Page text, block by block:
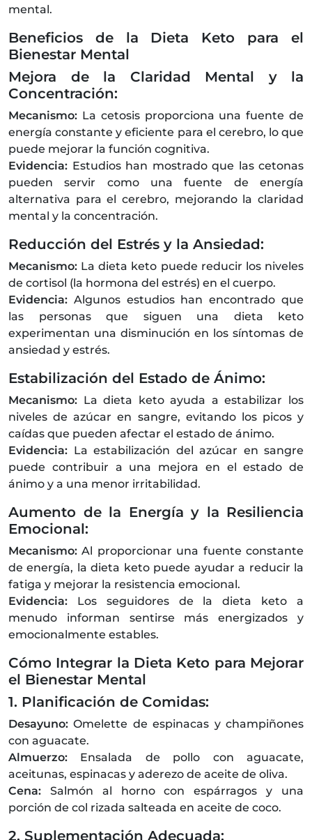
mental.
Beneficios de la Dieta Keto para el
Bienestar Mental
Mejora de la Claridad Mental y la
Concentración:
Mecanismo: La cetosis proporciona una fuente de
energía constante y eficiente para el cerebro, lo que
puede mejorar la función cognitiva.
Evidencia: Estudios han mostrado que las cetonas
pueden servir como una fuente de energía
alternativa para el cerebro, mejorando la claridad
mental y la concentración.
Reducción del Estrés y la Ansiedad:
Mecanismo: La dieta keto puede reducir los niveles
de cortisol (la hormona del estrés) en el cuerpo.
Evidencia: Algunos estudios han encontrado que
las personas que siguen una dieta keto
experimentan una disminución en los síntomas de
ansiedad y estrés.
Estabilización del Estado de Ánimo:
Mecanismo: La dieta keto ayuda a estabilizar los
niveles de azúcar en sangre, evitando los picos y
caídas que pueden afectar el estado de ánimo.
Evidencia: La estabilización del azúcar en sangre
puede contribuir a una mejora en el estado de
ánimo y a una menor irritabilidad.
Aumento de la Energía y la Resiliencia
Emocional:
Mecanismo: Al proporcionar una fuente constante
de energía, la dieta keto puede ayudar a reducir la
fatiga y mejorar la resistencia emocional.
Evidencia: Los seguidores de la dieta keto a
menudo informan sentirse más energizados y
emocionalmente estables.
Cómo Integrar la Dieta Keto para Mejorar
el Bienestar Mental
1. Planificación de Comidas:
Desayuno: Omelette de espinacas y champiñones
con aguacate.
Almuerzo: Ensalada de pollo con aguacate,
aceitunas, espinacas y aderezo de aceite de oliva.
Cena: Salmón al horno con espárragos y una
porción de col rizada salteada en aceite de coco.
2. Suplementación Adecuada: